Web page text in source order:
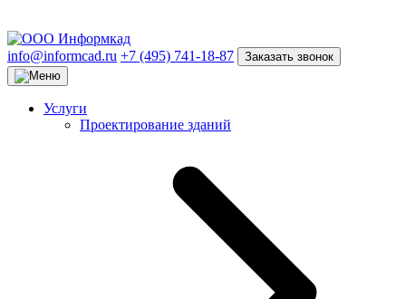
info@informcad.ru +7 (495) 741-18-87 Заказать звонок
Услуги
Проектирование зданий